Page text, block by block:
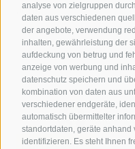
analyse von zielgruppen
daten aus verschiedenen
der angebote, verwendung
inhalten, gewährleistung der
aufdeckung von betrug und
anzeige von werbung und
datenschutz speichern und
kombination von daten aus
verschiedener endgeräte,
automatisch übermittelter
standortdaten, geräte
identifizieren. Es steht Ihnen
Jobs